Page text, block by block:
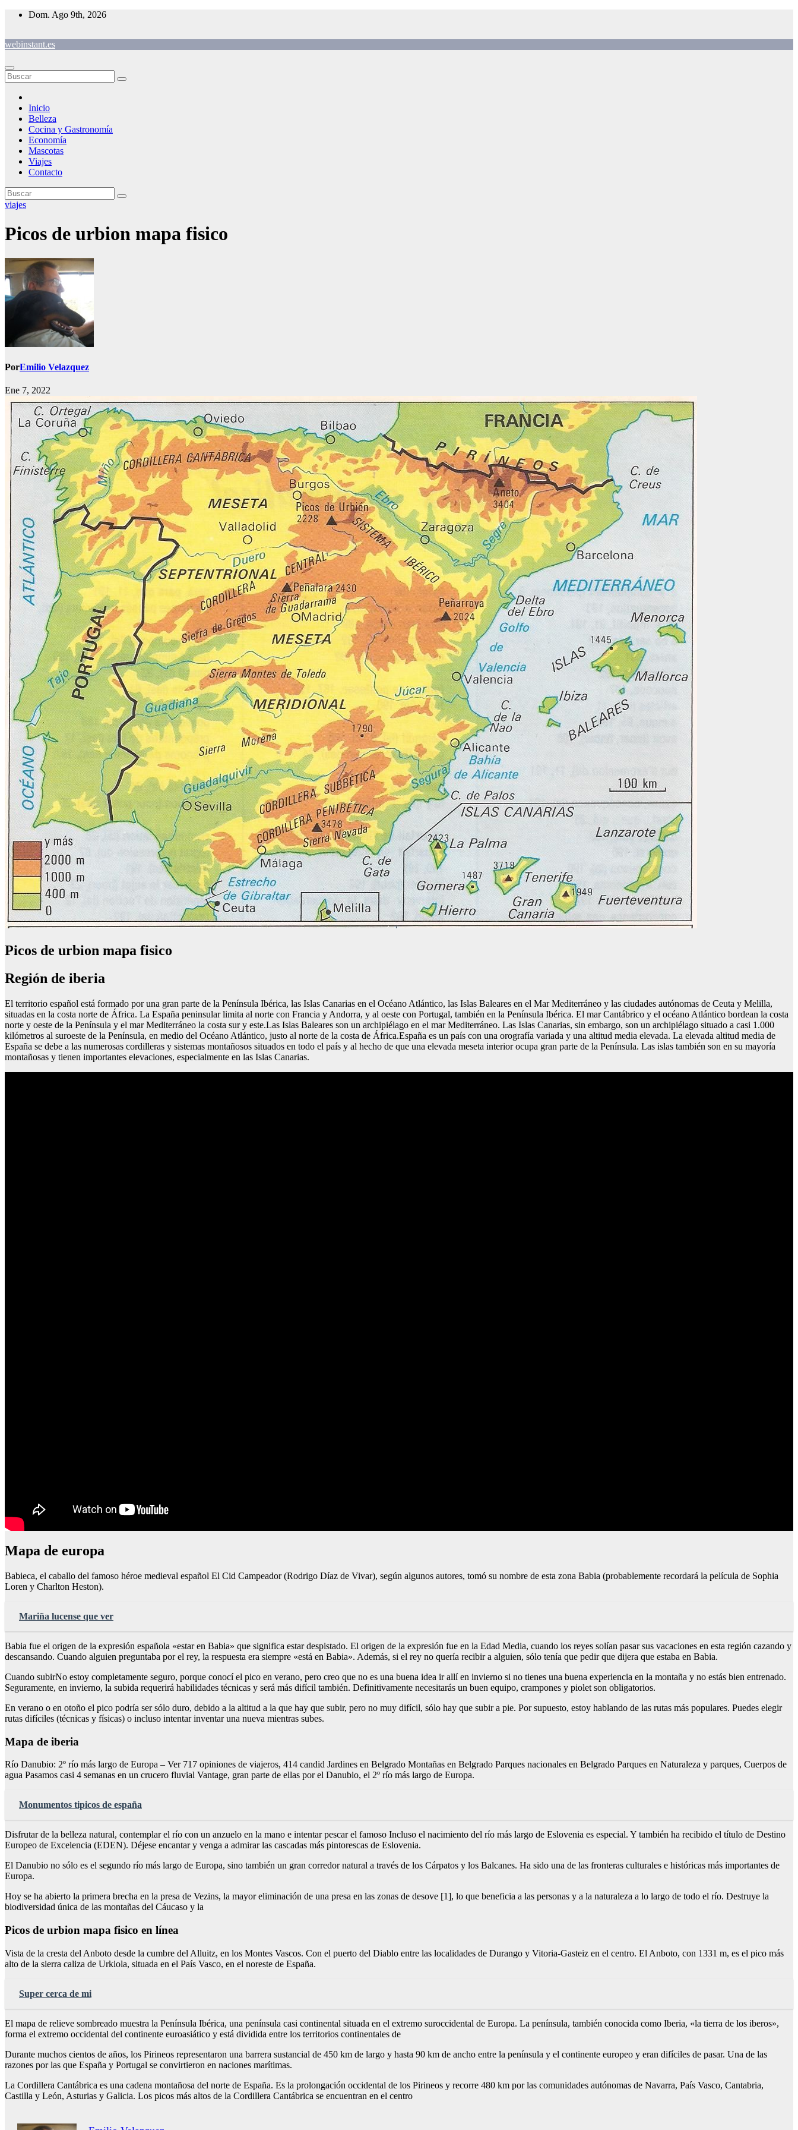
Saltar
Dom. Ago 9th, 2026
webinstant.es
Inicio
Belleza
Cocina y Gastronomía
Economía
Mascotas
Viajes
Contacto
viajes
Picos de urbion mapa fisico
PorEmilio Velazquez
Ene 7, 2022
Picos de urbion mapa fisico
Región de iberia
El territorio español está formado por una gran parte de la Península Ibérica, las Islas Canarias en el Océano Atlántico, las Islas Baleares en el Mar Mediterráneo y las ciudades autónomas de Ceuta y Melilla,
situadas en la costa norte de África. La España peninsular limita al norte con Francia y Andorra, y al oeste con Portugal, también en la Península Ibérica. El mar Cantábrico y el océano Atlántico bordean la costa
norte y oeste de la Península y el mar Mediterráneo la costa sur y este.Las Islas Baleares son un archipiélago en el mar Mediterráneo. Las Islas Canarias, sin embargo, son un archipiélago situado a casi 1.000
kilómetros al suroeste de la Península, en medio del Océano Atlántico, justo al norte de la costa de África.España es un país con una orografía variada y una altitud media elevada. La elevada altitud media de
España se debe a las numerosas cordilleras y sistemas montañosos situados en todo el país y al hecho de que una elevada meseta interior ocupa gran parte de la Península. Las islas también son en su mayoría
montañosas y tienen importantes elevaciones, especialmente en las Islas Canarias.
Mapa de europa
Babieca, el caballo del famoso héroe medieval español El Cid Campeador (Rodrigo Díaz de Vivar), según algunos autores, tomó su nombre de esta zona Babia (probablemente recordará la película de Sophia
Loren y Charlton Heston).
Mariña lucense que ver
Babia fue el origen de la expresión española «estar en Babia» que significa estar despistado. El origen de la expresión fue en la Edad Media, cuando los reyes solían pasar sus vacaciones en esta región cazando y
descansando. Cuando alguien preguntaba por el rey, la respuesta era siempre «está en Babia». Además, si el rey no quería recibir a alguien, sólo tenía que pedir que dijera que estaba en Babia.
Cuando subirNo estoy completamente seguro, porque conocí el pico en verano, pero creo que no es una buena idea ir allí en invierno si no tienes una buena experiencia en la montaña y no estás bien entrenado.
Seguramente, en invierno, la subida requerirá habilidades técnicas y será más difícil también. Definitivamente necesitarás un buen equipo, crampones y piolet son obligatorios.
En verano o en otoño el pico podría ser sólo duro, debido a la altitud a la que hay que subir, pero no muy difícil, sólo hay que subir a pie. Por supuesto, estoy hablando de las rutas más populares. Puedes elegir
rutas difíciles (técnicas y físicas) o incluso intentar inventar una nueva mientras subes.
Mapa de iberia
Río Danubio: 2º río más largo de Europa – Ver 717 opiniones de viajeros, 414 candid Jardines en Belgrado Montañas en Belgrado Parques nacionales en Belgrado Parques en Naturaleza y parques, Cuerpos de
agua Pasamos casi 4 semanas en un crucero fluvial Vantage, gran parte de ellas por el Danubio, el 2º río más largo de Europa.
Monumentos tipicos de españa
Disfrutar de la belleza natural, contemplar el río con un anzuelo en la mano e intentar pescar el famoso Incluso el nacimiento del río más largo de Eslovenia es especial. Y también ha recibido el título de Destino
Europeo de Excelencia (EDEN). Déjese encantar y venga a admirar las cascadas más pintorescas de Eslovenia.
El Danubio no sólo es el segundo río más largo de Europa, sino también un gran corredor natural a través de los Cárpatos y los Balcanes. Ha sido una de las fronteras culturales e históricas más importantes de
Europa.
Hoy se ha abierto la primera brecha en la presa de Vezins, la mayor eliminación de una presa en las zonas de desove [1], lo que beneficia a las personas y a la naturaleza a lo largo de todo el río. Destruye la
biodiversidad única de las montañas del Cáucaso y la
Picos de urbion mapa fisico en línea
Vista de la cresta del Anboto desde la cumbre del Alluitz, en los Montes Vascos. Con el puerto del Diablo entre las localidades de Durango y Vitoria-Gasteiz en el centro. El Anboto, con 1331 m, es el pico más
alto de la sierra caliza de Urkiola, situada en el País Vasco, en el noreste de España.
Super cerca de mi
El mapa de relieve sombreado muestra la Península Ibérica, una península casi continental situada en el extremo suroccidental de Europa. La península, también conocida como Iberia, «la tierra de los iberos»,
forma el extremo occidental del continente euroasiático y está dividida entre los territorios continentales de
Durante muchos cientos de años, los Pirineos representaron una barrera sustancial de 450 km de largo y hasta 90 km de ancho entre la península y el continente europeo y eran difíciles de pasar. Una de las
razones por las que España y Portugal se convirtieron en naciones marítimas.
La Cordillera Cantábrica es una cadena montañosa del norte de España. Es la prolongación occidental de los Pirineos y recorre 480 km por las comunidades autónomas de Navarra, País Vasco, Cantabria,
Castilla y León, Asturias y Galicia. Los picos más altos de la Cordillera Cantábrica se encuentran en el centro